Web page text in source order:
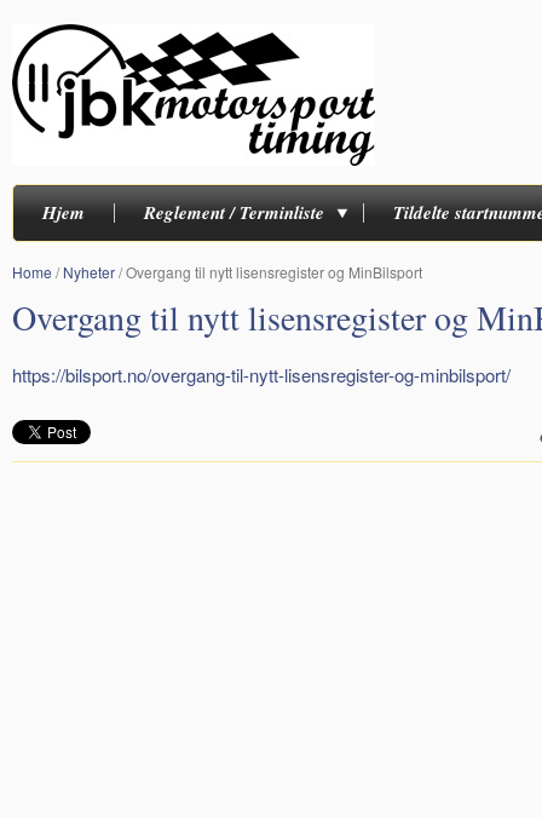
Hjem Reglement / Terminliste Tildelte
Home / Nyheter/Overgang til nytt lisensregister og MinBilsport
Overgang til nytt lisensregister og
https://bilsport.no/overgang-til-nytt-lisensregister-og-minbilsport/